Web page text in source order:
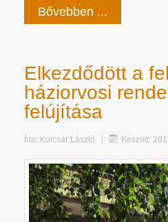
Bővebben ...
Elkezdődött a
háziorvosi
felújítása
Írta: Kulcsár László Készült: